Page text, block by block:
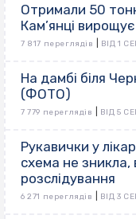
Отримали 50
Кам’янці
7 817 переглядів ВІД 1
На дамбі біля
(ФОТО)
7 779 переглядів ВІД 5
Рукавички у
схема не зникла,
розслідування
6 271 переглядів ВІД 3